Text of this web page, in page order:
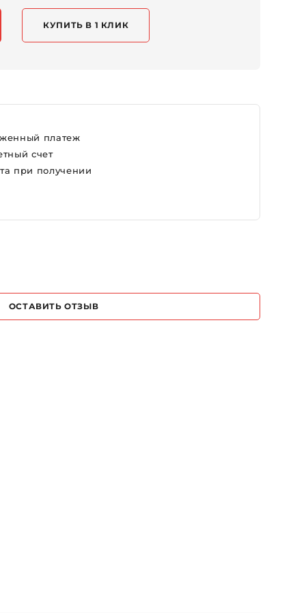
Актуальность соответствия наименованию
характеристикам уточняйте у менеджера.
КУПИТЬ В 1 КЛИК
платеж
счет
при получении
ОСТАВИТЬ ОТЗЫВ